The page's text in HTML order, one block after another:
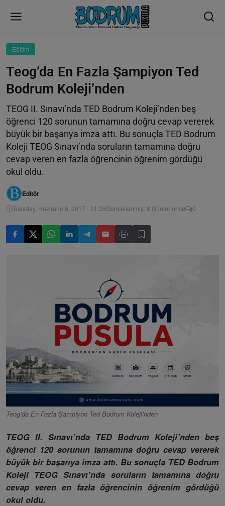
Eğitim
Teog’da En Fazla Şampiyon Ted
Bodrum Koleji’nden
TEOG II. Sınavı’nda TED Bodrum Koleji’nden beş
öğrenci 120 sorunun tamamına doğru cevap vererek
büyük bir başarıya imza attı. Bu sonuçla TED Bodrum
Koleji TEOG Sınavı’nda soruların tamamına doğru
cevap veren en fazla öğrencinin öğrenim gördüğü
okul oldu.
Editör
Tuesday, Hazirane 6, 2017 - 21:35Güncellenmiş: 8 Günler önce 0
Teog’da En Fazla Şampiyon Ted Bodrum Koleji’nden
TEOG II. Sınavı’nda TED Bodrum Koleji’nden beş
öğrenci 120 sorunun tamamına doğru cevap vererek
büyük bir başarıya imza attı. Bu sonuçla TED Bodrum
Koleji TEOG Sınavı’nda soruların tamamına doğru
cevap veren en fazla öğrencinin öğrenim gördüğü
okul oldu.